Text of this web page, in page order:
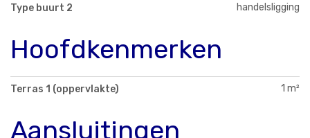
Type buurt 2 handelsligging
Hoofdkenmerken
Terras 1 (oppervlakte) 1 m²
Aansluitingen